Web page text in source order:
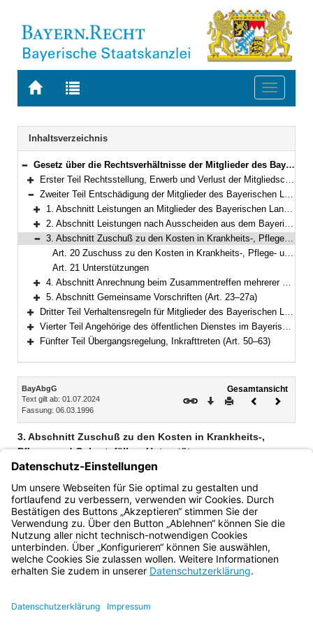
Zur
BAYERN.RECHT
Zur
letzten
Suche
Toggle
Navigation
Inhaltsverzeichnis
Bereich reduzieren
Gesetz über die Rechtsverhältnisse der Mitglieder des Bayerischen Landtags (Bayerisches Abgeordnetengesetz – BayAbgG) in der Fassung der Bekanntmachung vom 6. März 1996 (GVBl. S. 82) BayRS 1100-1-I (Art. 1–63)
Bereich erweitern
Erster Teil Rechtsstellung, Erwerb und Verlust der Mitgliedschaft, Ordnungsmaßnahmen (Art. 1–4a)
Bereich reduzieren
Zweiter Teil Entschädigung der Mitglieder des Bayerischen Landtags und Versorgung (Art. 5–27a)
Bereich erweitern
1. Abschnitt Leistungen an Mitglieder des Bayerischen Landtags (Art. 5–10)
Bereich erweitern
2. Abschnitt Leistungen nach Ausscheiden aus dem Bayerischen Landtag (Art. 11–19)
Bereich reduzieren
3. Abschnitt Zuschuß zu den Kosten in Krankheits-, Pflege- und Geburtsfällen, Unterstützungen (Art. 20–21)
Art. 20 Zuschuss zu den Kosten in Krankheits-, Pflege- und Geburtsfällen
Art. 21 Unterstützungen
Bereich erweitern
4. Abschnitt Anrechnung beim Zusammentreffen mehrerer Bezüge aus öffentlichen Kassen (Art. 22)
Bereich erweitern
5. Abschnitt Gemeinsame Vorschriften (Art. 23–27a)
Bereich erweitern
Dritter Teil Verhaltensregeln für Mitglieder des Bayerischen Landtags (Art. 28–40)
Bereich erweitern
Vierter Teil Angehörige des öffentlichen Dienstes im Bayerischen Landtag (Art. 41–49)
Fünfter Teil Übergangsregelung, Inkrafttreten (Art. 50–63)
Inhalt
BayAbgG
Text gilt ab: 01.07.2024
Fassung: 06.03.1996
Gesamtansicht
Download
DruckenVorheriges
3. Abschnitt Zuschuß zu den Kosten in Krankheits-,
Pflege- und Geburtsfällen, Unterstützungen
Art. 20 Zuschuss zu den Kosten in Krankheits-, Pflege- und
Geburtsfällen
Art. 21 Unterstützungen
Bayern.de
BayernPortal
Impressum